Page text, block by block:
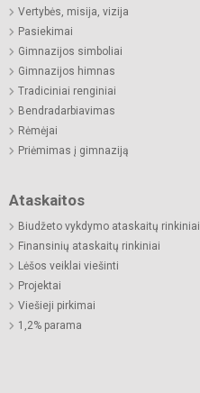
Vertybės, misija, vizija
Pasiekimai
Gimnazijos simboliai
Gimnazijos himnas
Tradiciniai renginiai
Bendradarbiavimas
Rėmėjai
Priėmimas į gimnaziją
Ataskaitos
Biudžeto vykdymo ataskaitų rinkiniai
Finansinių ataskaitų rinkiniai
Lėšos veiklai viešinti
Projektai
Viešieji pirkimai
1,2% parama